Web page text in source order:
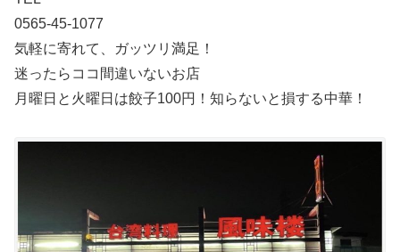
0565-45-1077
気軽に寄れて、ガッツリ満足！
迷ったらココ間違いないお店
月曜日と火曜日は餃子100円！知らないと損する中華！